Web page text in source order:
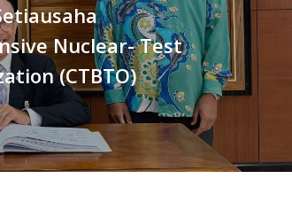
Nuclear- Test
(CTBTO)